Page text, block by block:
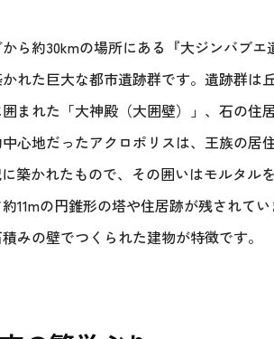
ら約30kmの場所にある『大ジンバブエ
れた巨大な都市遺跡群です。遺跡群は
まれた「大神殿（大囲壁）」、石の住
心地だったアクロポリスは、王族の居
築かれたもので、その囲いはモルタル
11mの円錐形の塔や住居跡が残されて
みの壁でつくられた建物が特徴です。